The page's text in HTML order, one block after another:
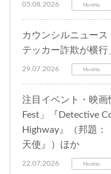
05.08.2026 Monthly
カウンシルニュー
テッカー詐欺が横行
29.07.2026 Monthly
注目イベント・映画
Fest」『Detective
Highway』（邦題：
天使』）ほか
22.07.2026 Monthly